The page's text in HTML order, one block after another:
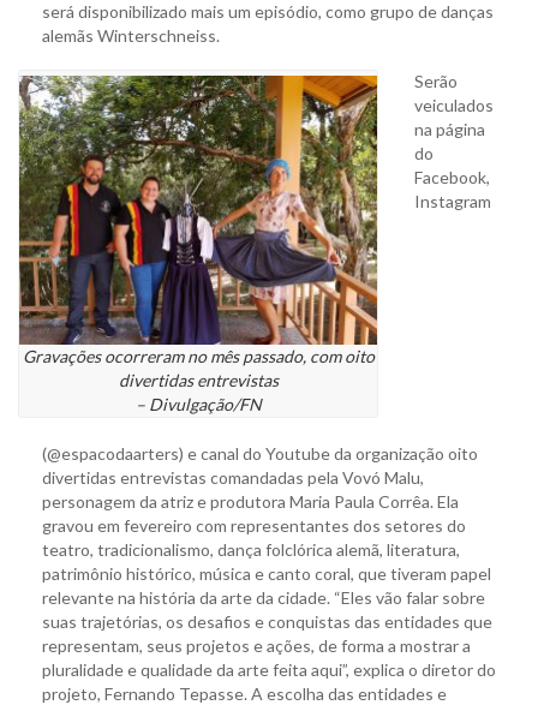
será disponibilizado mais um episódio, como grupo de danças
alemãs Winterschneiss.
Gravações ocorreram no mês passado, com oito
divertidas entrevistas
– Divulgação/FN
Serão
veiculados
na página
do
Facebook,
Instagram
(@espacodaarters) e canal do Youtube da organização oito
divertidas entrevistas comandadas pela Vovó Malu,
personagem da atriz e produtora Maria Paula Corrêa. Ela
gravou em fevereiro com representantes dos setores do
teatro, tradicionalismo, dança folclórica alemã, literatura,
patrimônio histórico, música e canto coral, que tiveram papel
relevante na história da arte da cidade. “Eles vão falar sobre
suas trajetórias, os desafios e conquistas das entidades que
representam, seus projetos e ações, de forma a mostrar a
pluralidade e qualidade da arte feita aqui”, explica o diretor do
projeto, Fernando Tepasse. A escolha das entidades e